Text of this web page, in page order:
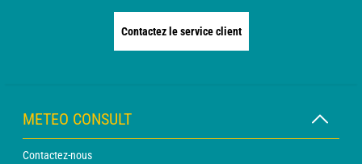
Contactez le service client
METEO CONSULT
Contactez-nous